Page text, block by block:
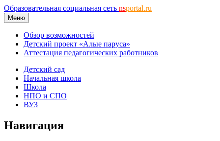
Образовательная социальная сеть nsportal.ru
Меню
Обзор возможностей
Детский проект «Алые паруса»
Аттестация педагогических работников
Детский сад
Начальная школа
Школа
НПО и СПО
ВУЗ
Навигация